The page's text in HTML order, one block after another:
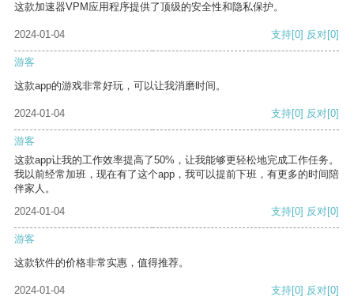
这款加速器VPM应用程序提供了顶级的安全性和隐私保护。
2024-01-04 支持[0] 反对[0]
游客
这款app的游戏非常好玩，可以让我消磨时间。
2024-01-04 支持[0] 反对[0]
游客
这款app让我的工作效率提高了50%，让我能够更轻松地完成工作任务。
我以前经常加班，现在有了这个app，我可以提前下班，有更多的时间陪
伴家人。
2024-01-04
支持[0] 反对[0]
游客
这款软件的价格非常实惠，值得推荐。
2024-01-04 支持[0] 反对[0]